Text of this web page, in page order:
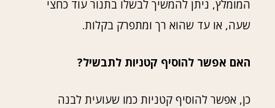
המומלץ, ניתן להמשיך לבשלו בתנור עוד כחצי
שעה, או עד שהוא רך ומתפרק בקלות.
האם אפשר להוסיף קטניות לתבשיל?
כן, אפשר להוסיף קטניות כמו שעועית לבנה